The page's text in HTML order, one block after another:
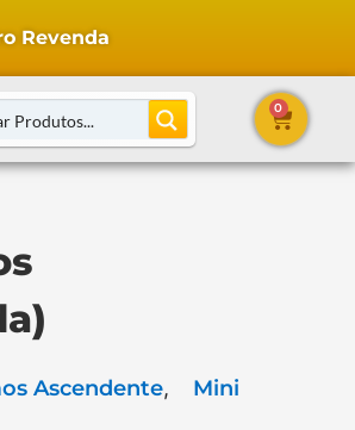
Revenda
0
Ascendente,
Mini